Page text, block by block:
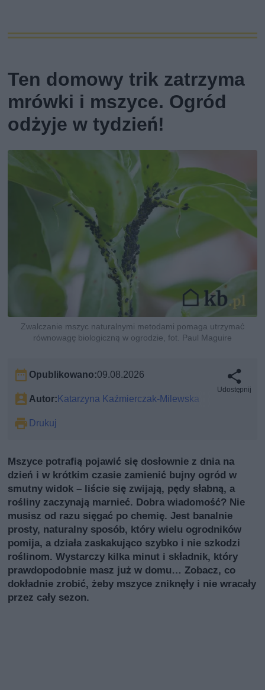
Ten domowy trik zatrzyma
mrówki i mszyce. Ogród
odżyje w tydzień!
Zwalczanie mszyc naturalnymi metodami pomaga utrzymać
równowagę biologiczną w ogrodzie, fot. Paul Maguire
Opublikowano:09.08.2026
Autor:Katarzyna Kaźmierczak-Milewska
Drukuj
Udostępnij
Mszyce potrafią pojawić się dosłownie z dnia na
dzień i w krótkim czasie zamienić bujny ogród w
smutny widok – liście się zwijają, pędy słabną, a
rośliny zaczynają marnieć. Dobra wiadomość? Nie
musisz od razu sięgać po chemię. Jest banalnie
prosty, naturalny sposób, który wielu ogrodników
pomija, a działa zaskakująco szybko i nie szkodzi
roślinom. Wystarczy kilka minut i składnik, który
prawdopodobnie masz już w domu… Zobacz, co
dokładnie zrobić, żeby mszyce zniknęły i nie wracały
przez cały sezon.